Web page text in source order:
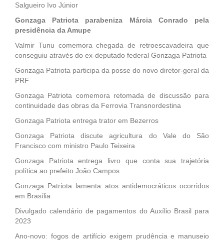
Salgueiro Ivo Júnior
Gonzaga Patriota parabeniza Márcia Conrado pela
presidência da Amupe
Valmir Tunu comemora chegada de retroescavadeira que
conseguiu através do ex-deputado federal Gonzaga Patriota
Gonzaga Patriota participa da posse do novo diretor-geral da
PRF
Gonzaga Patriota comemora retomada de discussão para
continuidade das obras da Ferrovia Transnordestina
Gonzaga Patriota entrega trator em Bezerros
Gonzaga Patriota discute agricultura do Vale do São
Francisco com ministro Paulo Teixeira
Gonzaga Patriota entrega livro que conta sua trajetória
política ao prefeito João Campos
Gonzaga Patriota lamenta atos antidemocráticos ocorridos
em Brasília
Divulgado calendário de pagamentos do Auxílio Brasil para
2023
Ano-novo: fogos de artifício exigem prudência e manuseio